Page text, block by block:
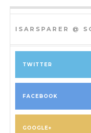
ISARSPARER @
TWITTER
FACEBOOK
GOOGLE+